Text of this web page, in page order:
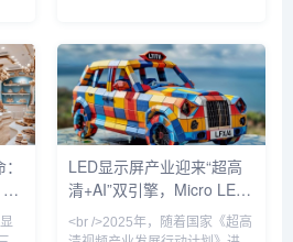
，
公
搭
该
透
在
移技术上取得关键突破，将
Micro LED芯片的良率提升至
99.99%以上。这意味着LED显
示屏的分辨率首次全面超越
OLED，像素间距可以缩小至
0.3毫米以下，在高端商显、车
载显示和可穿戴设备上实现了
“无拼接缝”的视觉体验。与此同
术加速普及，
LED显示屏产业迎来“超高
清+AI”双引擎，Micro LED
量产提速重塑户外媒体新格
局
<br />2025年，随着国家《超高